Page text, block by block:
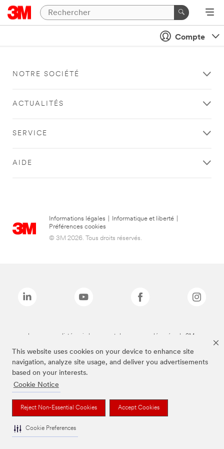
This website uses cookies on your device to enhance site
navigation, analyze site usage, and deliver you advertisements
based on your interests.
Cookie Notice
Reject Non-Essential Cookies Accept Cookies
Cookie Preferences
Compte
NOTRE SOCIÉTÉ
ACTUALITÉS
SERVICE
AIDE
Informations légales Informatique et liberté
Préférences cookies
© 3M 2026. Tous droits réservés.
Les marques listées ci-dessus sont des marques déposées de 3M.